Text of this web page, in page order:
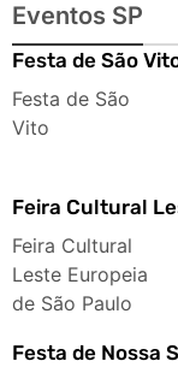
Eventos SP
Festa de São
Festa de São
Vito
Feira Cultural
Feira Cultural
Leste Europeia
de São Paulo
Festa de Nossa